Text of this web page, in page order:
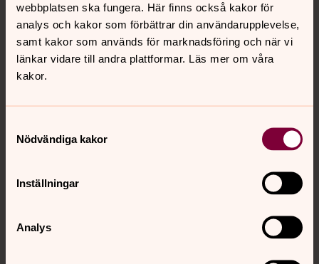
webbplatsen ska fungera. Här finns också kakor för
analys och kakor som förbättrar din användarupplevelse,
samt kakor som används för marknadsföring och när vi
länkar vidare till andra plattformar. Läs mer om våra
kakor.
Nödvändiga kakor
Inställningar
Analys
Kontakt
Hitta snabbt